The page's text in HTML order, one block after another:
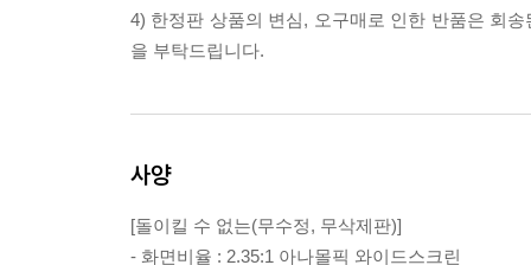
4) 한정판 상품의 변심, 오구매로 인한 반품은 회
을 부탁드립니다.
사양
[돌이킬 수 없는(무수정, 무삭제판)]
- 화면비율 : 2.35:1 아나몰픽 와이드스크린